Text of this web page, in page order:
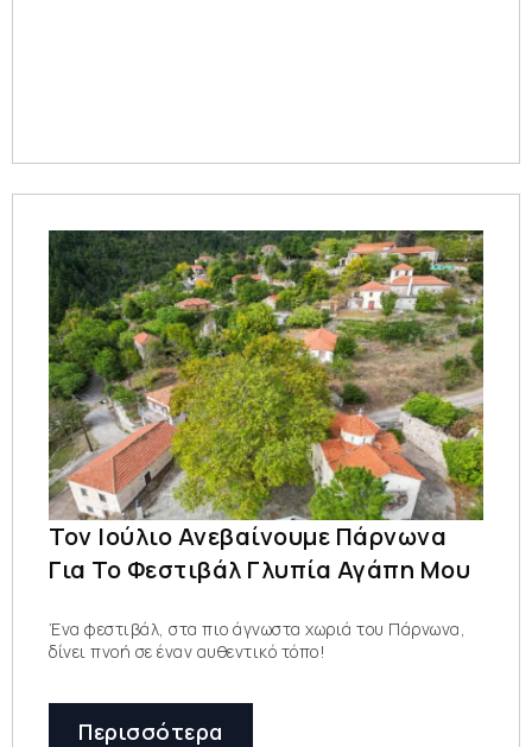
Τον Ιούλιο Ανεβαίνουμε Πάρνωνα
Για Το Φεστιβάλ Γλυπία Αγάπη Μου
Ένα φεστιβάλ, στα πιο άγνωστα χωριά του Πάρνωνα,
δίνει πνοή σε έναν αυθεντικό τόπο!
Περισσότερα